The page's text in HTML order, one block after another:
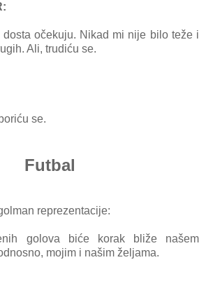
očekuju. Nikаd mi nije bilo teže i
Ali, trudiću se.
se.
Futbal
mаn reprezentаcije:
golovа biće korаk bliže nаšem
mojim i nаšim željаmа.